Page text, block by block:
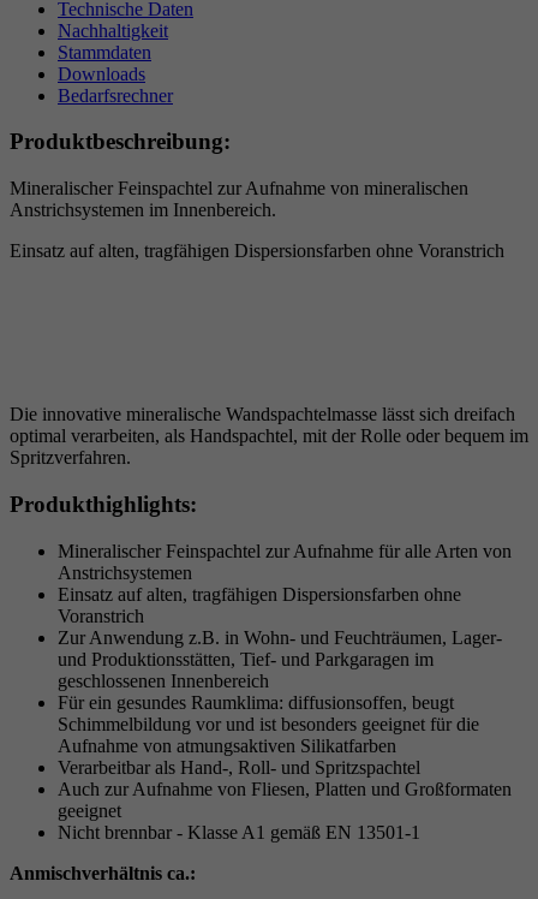
Technische Daten
Nachhaltigkeit
Stammdaten
Downloads
Bedarfsrechner
Produktbeschreibung:
Mineralischer Feinspachtel zur Aufnahme von mineralischen
Anstrichsystemen im Innenbereich.
Einsatz auf alten, tragfähigen Dispersionsfarben ohne Voranstrich
Die innovative mineralische Wandspachtelmasse lässt sich dreifach
optimal verarbeiten, als Handspachtel, mit der Rolle oder bequem im
Spritzverfahren.
Produkthighlights:
Mineralischer Feinspachtel zur Aufnahme für alle Arten von
Anstrichsystemen
Einsatz auf alten, tragfähigen Dispersionsfarben ohne
Voranstrich
Zur Anwendung z.B. in Wohn- und Feuchträumen, Lager-
und Produktionsstätten, Tief- und Parkgaragen im
geschlossenen Innenbereich
Für ein gesundes Raumklima: diffusionsoffen, beugt
Schimmelbildung vor und ist besonders geeignet für die
Aufnahme von atmungsaktiven Silikatfarben
Verarbeitbar als Hand-, Roll- und Spritzspachtel
Auch zur Aufnahme von Fliesen, Platten und Großformaten
geeignet
Nicht brennbar - Klasse A1 gemäß EN 13501-1
Anmischverhältnis ca.: